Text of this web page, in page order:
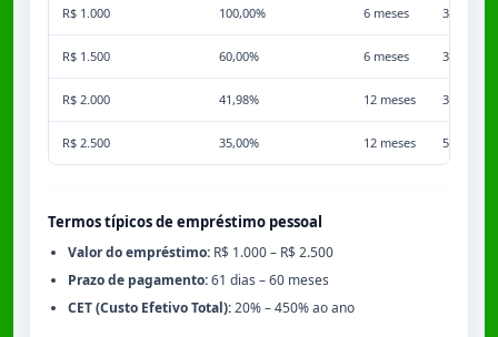
R$ 1.000 100,00% 6 meses 3,50%
R$ 1.500 60,00% 6 meses 3,50%
R$ 2.000 41,98% 12 meses 3,50%
R$ 2.500 35,00% 12 meses 5,00%
Termos típicos de empréstimo pessoal
Valor do empréstimo: R$ 1.000 – R$ 2.500
Prazo de pagamento:61 dias – 60 meses
CET (Custo Efetivo Total):20% – 450% ao ano